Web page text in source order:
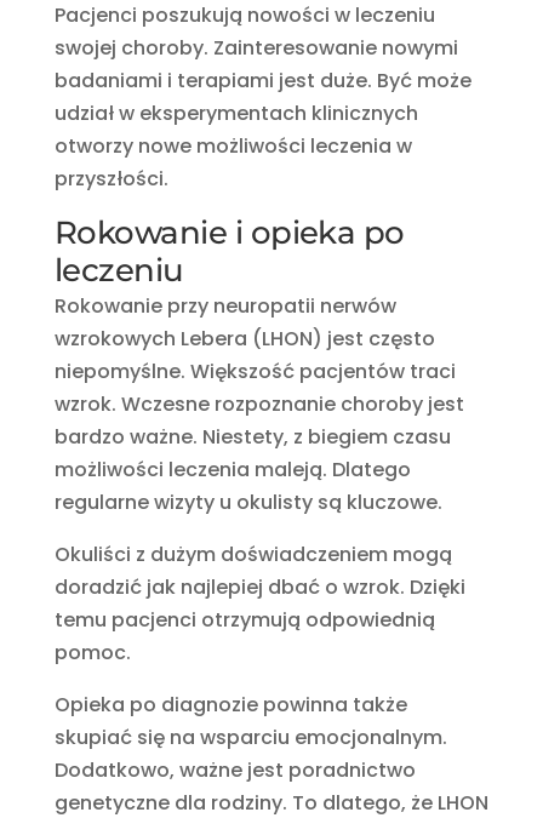
Pacjenci poszukują nowości w leczeniu
swojej choroby. Zainteresowanie nowymi
badaniami i terapiami jest duże. Być może
udział w eksperymentach klinicznych
otworzy nowe możliwości leczenia w
przyszłości.
Rokowanie i opieka po
leczeniu
Rokowanie przy neuropatii nerwów
wzrokowych Lebera (LHON) jest często
niepomyślne. Większość pacjentów traci
wzrok. Wczesne rozpoznanie choroby jest
bardzo ważne. Niestety, z biegiem czasu
możliwości leczenia maleją. Dlatego
regularne wizyty u okulisty są kluczowe.
Okuliści z dużym doświadczeniem mogą
doradzić jak najlepiej dbać o wzrok. Dzięki
temu pacjenci otrzymują odpowiednią
pomoc.
Opieka po diagnozie powinna także
skupiać się na wsparciu emocjonalnym.
Dodatkowo, ważne jest poradnictwo
genetyczne dla rodziny. To dlatego, że LHON